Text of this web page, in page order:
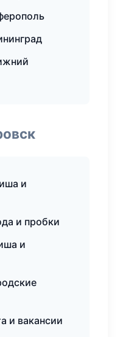
и
и пробки
и
и вакансии